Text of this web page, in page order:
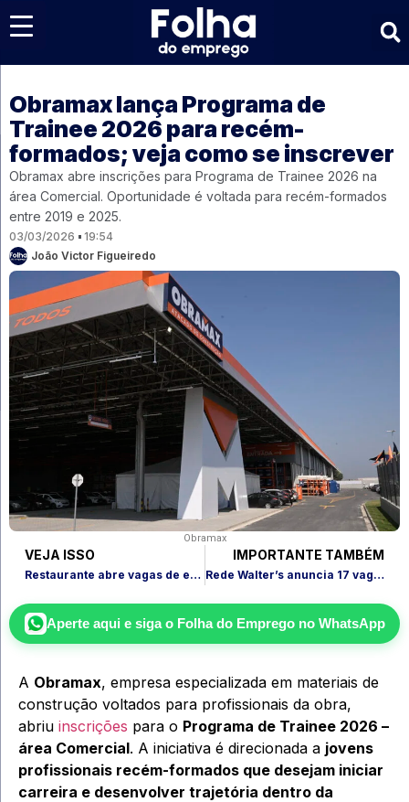
Obramax lança Programa de
Trainee 2026 para recém-
formados; veja como se inscrever
Obramax abre inscrições para Programa de Trainee 2026 na
área Comercial. Oportunidade é voltada para recém-formados
entre 2019 e 2025.
03/03/2026
19:54
João Victor Figueiredo
Obramax
VEJA ISSO
Restaurante abre vagas de emprego no Rio e Niterói; veja como se candidatar
IMPORTANTE TAMBÉM
Rede Walter’s anuncia 17 vagas na área da beleza no Rio
Aperte aqui e siga o Folha do Empregono WhatsApp
A Obramax, empresa especializada em materiais de
construção voltados para profissionais da obra,
abriu inscrições para o Programa de Trainee 2026 –
área Comercial. A iniciativa é direcionada a jovens
profissionais recém-formados que desejam iniciar
carreira e desenvolver trajetória dentro da